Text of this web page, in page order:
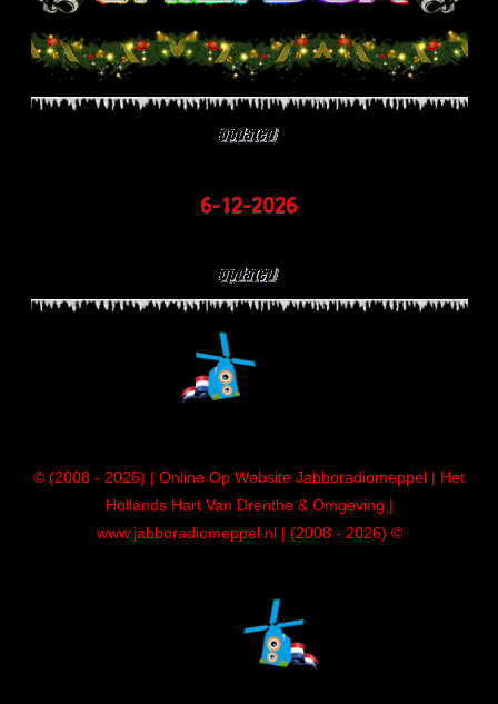
6-12-2026
© (2008 - 2026) | Online Op Website Jabboradiomeppel | Het
Hollands Hart Van Drenthe & Omgeving |
www.jabboradiomeppel.nl | (2008 - 2026) ©